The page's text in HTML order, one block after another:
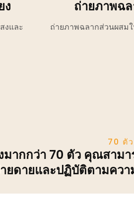
ง
งและ
ถ่ายภาพฉ
ถ่ายภาพฉลากส่วนผสม
70 ตั
มากกว่า 70 ตัว คุณสาม
ยดายและปฏิบัติตามคว